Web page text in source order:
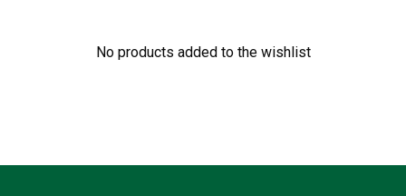
No products added to the wishlist